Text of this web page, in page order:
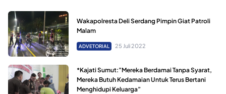
Wakapolresta Deli Serdang Pimpin Giat Patroli
Malam
ADVETORIAL 25 Juli 2022
*Kajati Sumut:”Mereka Berdamai Tanpa Syarat,
Mereka Butuh Kedamaian Untuk Terus Bertani
Menghidupi Keluarga”